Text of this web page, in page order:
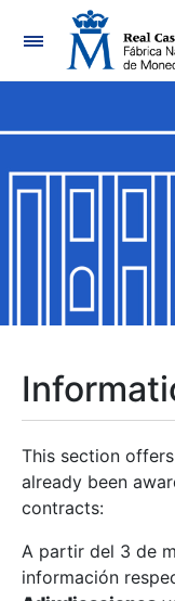
Show/Hide
Show/Hide
Show/Hide
Show/Hide
Show/Hide
This section
already been
contracts:
A partir del 3 de
información